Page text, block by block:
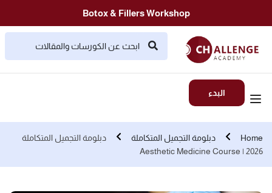
Botox & Fillers Workshop
البدء
Home دبلومة التجميل المتكاملة
دبلومة التجميل المتكاملة
2026 | Aesthetic Medicine Course